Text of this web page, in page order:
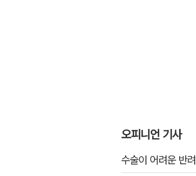
오피니언 기사
수술이 어려운 반